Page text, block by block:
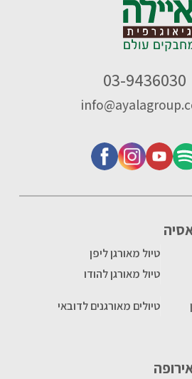
טיול מאורגן ליפן
טיול מאורגן להודו
טיולים מאורגנים לדובאי
03-9436030